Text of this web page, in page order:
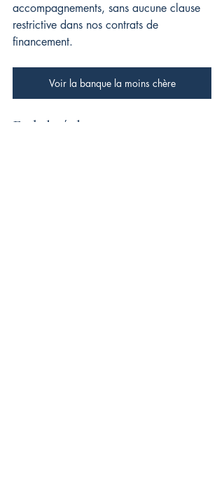
accompagnements, sans aucune clause
restrictive dans nos contrats de
financement.
Voir la banque la moins chère
Fiabilité des courtiers en